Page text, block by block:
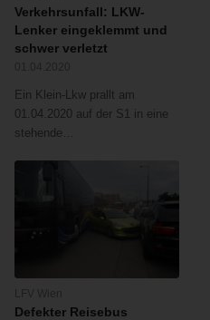
Verkehrsunfall: LKW-
Lenker eingeklemmt und
schwer verletzt
Ein Klein-Lkw prallt am
01.04.2020 auf der S1 in eine
stehende…
Defekter Reisebus